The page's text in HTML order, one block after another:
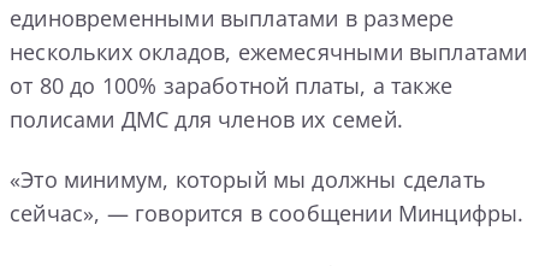
единовременными выплатами в размере
нескольких окладов, ежемесячными выплатами
от 80 до 100% заработной платы, а также
полисами ДМС для членов их семей.
«Это минимум, который мы должны сделать
сейчас», — говорится в сообщении Минцифры.